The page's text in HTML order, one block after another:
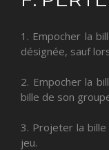
1. Empocher la
désignée, sauf
2. Empocher la
bille de son
3. Projeter la
jeu.